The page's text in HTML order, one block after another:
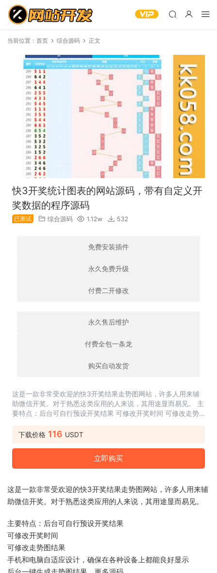
当前位置： 首页 综合源码 正文
快3开奖统计图表的网站源码，带有自定义开
奖数据的程序源码
已测试 综合源码 1.12w 532
免费安装插件
永久免费升级
付费二开修改
永久售后维护
付费全包一条龙
购买自动发货
这是一款非常受欢迎的快3开奖结果走势图网站，许多人用来辅
助微信开奖。对于熟悉这类应用的人来说，其用途显而易见。 主
要特点：后台可自行预设开奖结果 可修改开奖时间 可修改走势
后台一键生成走...
下载价格 116 USDT
立即购买
这是一款非常受欢迎的快3开奖结果走势图网站，许多人用来辅
助微信开奖。对于熟悉这类应用的人来说，其用途显而易见。
主要特点：后台可自行预设开奖结果
可修改开奖时间
可修改走势图结果
手机和电脑自适应设计，确保在各种设备上都能良好显示